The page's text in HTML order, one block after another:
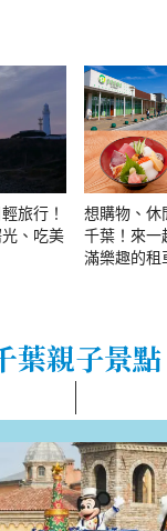
旅行！
、吃美
想購物、休
千葉！來一
滿樂趣的租
葉親子景點